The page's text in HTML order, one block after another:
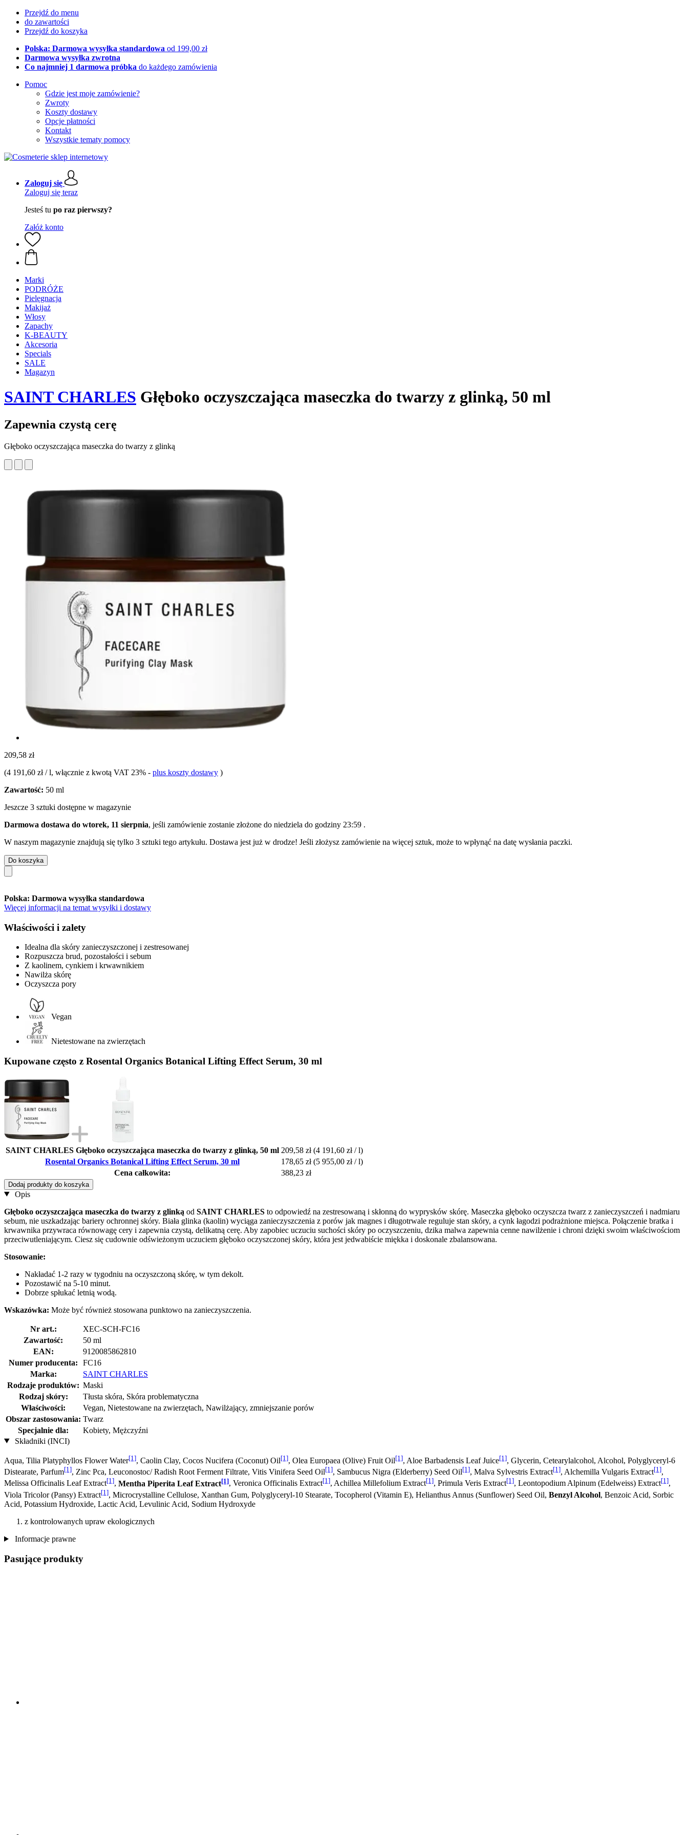
Przejdź do menu
do zawartości
Przejdź do koszyka
Polska: Darmowa wysyłka standardowa od 199,00 zł
Darmowa wysyłka zwrotna
Co najmniej 1 darmowa próbka do każdego zamówienia
Pomoc
Gdzie jest moje zamówienie?
Zwroty
Koszty dostawy
Opcje płatności
Kontakt
Wszystkie tematy pomocy
Zaloguj się
Zaloguj się teraz
Jesteś tu po raz pierwszy?
Załóż konto
Marki
PODRÓŻE
Pielęgnacja
Makijaż
Włosy
Zapachy
K-BEAUTY
Akcesoria
Specials
SALE
Magazyn
SAINT CHARLES Głęboko oczyszczająca maseczka do twarzy z glinką, 50 ml
Zapewnia czystą cerę
Głęboko oczyszczająca maseczka do twarzy z glinką
209,58 zł
(4 191,60 zł / l, włącznie z kwotą VAT 23% - plus koszty dostawy )
Zawartość: 50 ml
Jeszcze 3 sztuki dostępne w magazynie
Darmowa dostawa do wtorek, 11 sierpnia, jeśli zamówienie zostanie złożone do niedziela do godziny 23:59 .
W naszym magazynie znajdują się tylko 3 sztuki tego artykułu. Dostawa jest już w drodze! Jeśli złożysz zamówienie na więcej sztuk, może to wpłynąć na datę wysłania paczki.
Do koszyka
Polska: Darmowa wysyłka standardowa
Więcej informacji na temat wysyłki i dostawy
Właściwości i zalety
Idealna dla skóry zanieczyszczonej i zestresowanej
Rozpuszcza brud, pozostałości i sebum
Z kaolinem, cynkiem i krwawnikiem
Nawilża skórę
Oczyszcza pory
Vegan
Nietestowane na zwierzętach
Kupowane często z Rosental Organics Botanical Lifting Effect Serum, 30 ml
SAINT CHARLES Głęboko oczyszczająca maseczka do twarzy z glinką, 50 ml 209,58 zł (4 191,60 zł / l)
Rosental Organics Botanical Lifting Effect Serum, 30 ml
178,65 zł (5 955,00 zł / l)
Cena całkowita:
388,23 zł
Dodaj produkty do koszyka
Opis
Głęboko oczyszczająca maseczka do twarzy z glinką od SAINT CHARLES to odpowiedź na zestresowaną i skłonną do wyprysków skórę. Maseczka głęboko oczyszcza twarz z zanieczyszczeń i nadmiaru
sebum, nie uszkadzając bariery ochronnej skóry. Biała glinka (kaolin) wyciąga zanieczyszczenia z porów jak magnes i długotrwale reguluje stan skóry, a cynk łagodzi podrażnione miejsca. Połączenie bratka i
krwawnika przywraca równowagę cery i zapewnia czystą, delikatną cerę. Aby zapobiec uczuciu suchości skóry po oczyszczeniu, dzika malwa zapewnia cenne nawilżenie i chroni dzięki swoim właściwościom
przeciwutleniającym. Ciesz się cudownie odświeżonym uczuciem głęboko oczyszczonej skóry, która jest jedwabiście miękka i doskonale zbalansowana.
Stosowanie:
Nakładać 1-2 razy w tygodniu na oczyszczoną skórę, w tym dekolt.
Pozostawić na 5-10 minut.
Dobrze spłukać letnią wodą.
Wskazówka: Może być również stosowana punktowo na zanieczyszczenia.
Nr art.:
XEC-SCH-FC16
Zawartość:
50 ml
EAN:
9120085862810
Numer producenta:
FC16
Marka:
SAINT CHARLES
Rodzaje produktów: Maski
Rodzaj skóry:
Tłusta skóra, Skóra problematyczna
Właściwości:
Vegan, Nietestowane na zwierzętach, Nawilżający, zmniejszanie porów
Obszar zastosowania: Twarz
Specjalnie dla:
Kobiety, Mężczyźni
Składniki (INCI)
Aqua, Tilia Platyphyllos Flower Water[1], Caolin Clay, Cocos Nucifera (Coconut) Oil[1], Olea Europaea (Olive) Fruit Oil[1], Aloe Barbadensis Leaf Juice[1], Glycerin, Cetearylalcohol, Alcohol, Polyglyceryl-6
Distearate, Parfum[1], Zinc Pca, Leuconostoc/ Radish Root Ferment Filtrate, Vitis Vinifera Seed Oil[1], Sambucus Nigra (Elderberry) Seed Oil[1], Malva Sylvestris Extract[1], Alchemilla Vulgaris Extract[1],
Melissa Officinalis Leaf Extract[1], Mentha Piperita Leaf Extract[1], Veronica Officinalis Extract[1], Achillea Millefolium Extract[1], Primula Veris Extract[1], Leontopodium Alpinum (Edelweiss) Extract[1],
Viola Tricolor (Pansy) Extract[1], Microcrystalline Cellulose, Xanthan Gum, Polyglyceryl-10 Stearate, Tocopherol (Vitamin E), Helianthus Annus (Sunflower) Seed Oil, Benzyl Alcohol, Benzoic Acid, Sorbic
Acid, Potassium Hydroxide, Lactic Acid, Levulinic Acid, Sodium Hydroxyde
z kontrolowanych upraw ekologicznych
Informacje prawne
Pasujące produkty